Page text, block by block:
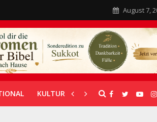
August 7,
KULTUR UNTERSTÜTZUNG